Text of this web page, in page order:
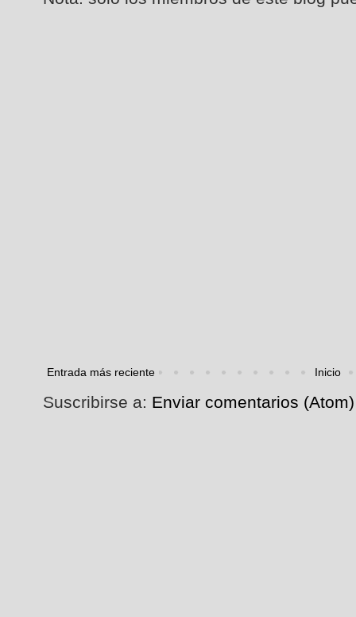
Entrada más reciente Inicio
Suscribirse a: Enviar comentarios (Atom)